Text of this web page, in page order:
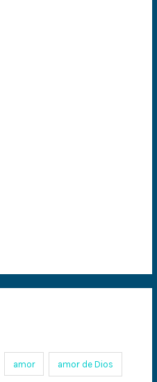
amor amor de Dios